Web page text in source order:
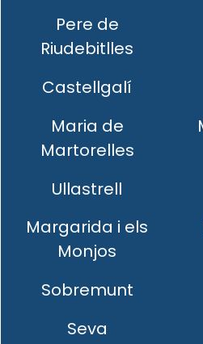
Pere de
Riudebitlles
Castellgalí
Maria de
Martorelles
Ullastrell
Margarida i els
Monjos
Sobremunt
Seva